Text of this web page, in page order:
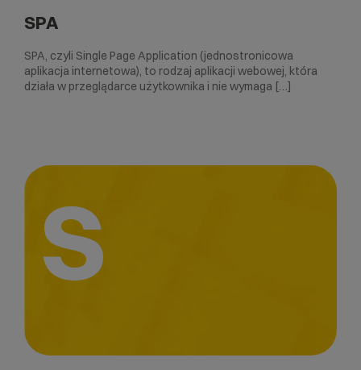
SPA
SPA, czyli Single Page Application (jednostronicowa
aplikacja internetowa), to rodzaj aplikacji webowej, która
działa w przeglądarce użytkownika i nie wymaga […]
S